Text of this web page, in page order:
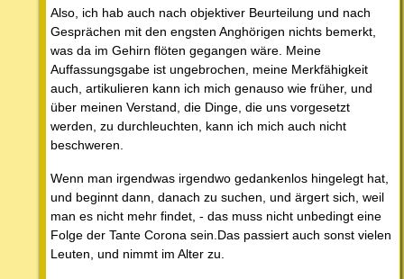
Also, ich hab auch nach objektiver Beurteilung und nach
Gesprächen mit den engsten Anghörigen nichts bemerkt,
was da im Gehirn flöten gegangen wäre. Meine
Auffassungsgabe ist ungebrochen, meine Merkfähigkeit
auch, artikulieren kann ich mich genauso wie früher, und
über meinen Verstand, die Dinge, die uns vorgesetzt
werden, zu durchleuchten, kann ich mich auch nicht
beschweren.
Wenn man irgendwas irgendwo gedankenlos hingelegt hat,
und beginnt dann, danach zu suchen, und ärgert sich, weil
man es nicht mehr findet, - das muss nicht unbedingt eine
Folge der Tante Corona sein.Das passiert auch sonst vielen
Leuten, und nimmt im Alter zu.